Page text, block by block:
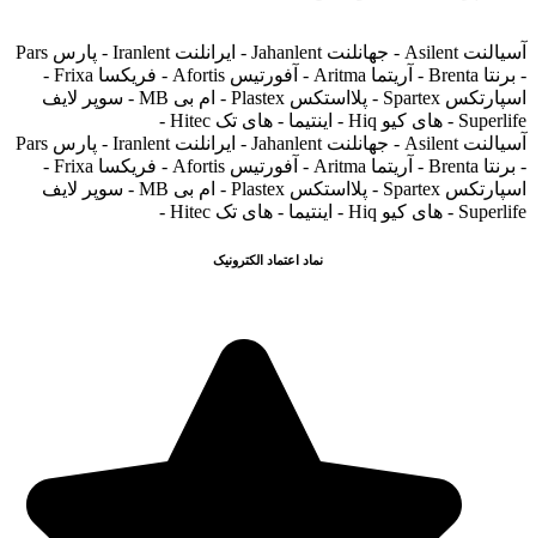
آسیالنت Asilent - جهانلنت Jahanlent - ایرانلنت Iranlent - پارس Pars
- برنتا Brenta - آریتما Aritma - آفورتیس Afortis - فریکسا Frixa -
اسپارتکس Spartex - پلااستکس Plastex - ام بی MB - سوپر لایف
Superlife - های کیو Hiq - اینتیما - های تک Hitec -
آسیالنت Asilent - جهانلنت Jahanlent - ایرانلنت Iranlent - پارس Pars
- برنتا Brenta - آریتما Aritma - آفورتیس Afortis - فریکسا Frixa -
اسپارتکس Spartex - پلااستکس Plastex - ام بی MB - سوپر لایف
Superlife - های کیو Hiq - اینتیما - های تک Hitec -
نماد اعتماد الکترونیک